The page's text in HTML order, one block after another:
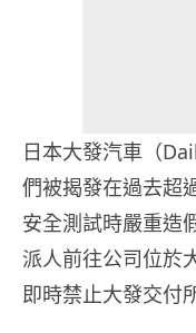
日本大發汽車（
們被揭發在過去超
安全測試時嚴重造
派人前往公司位於
即時禁止大發交付